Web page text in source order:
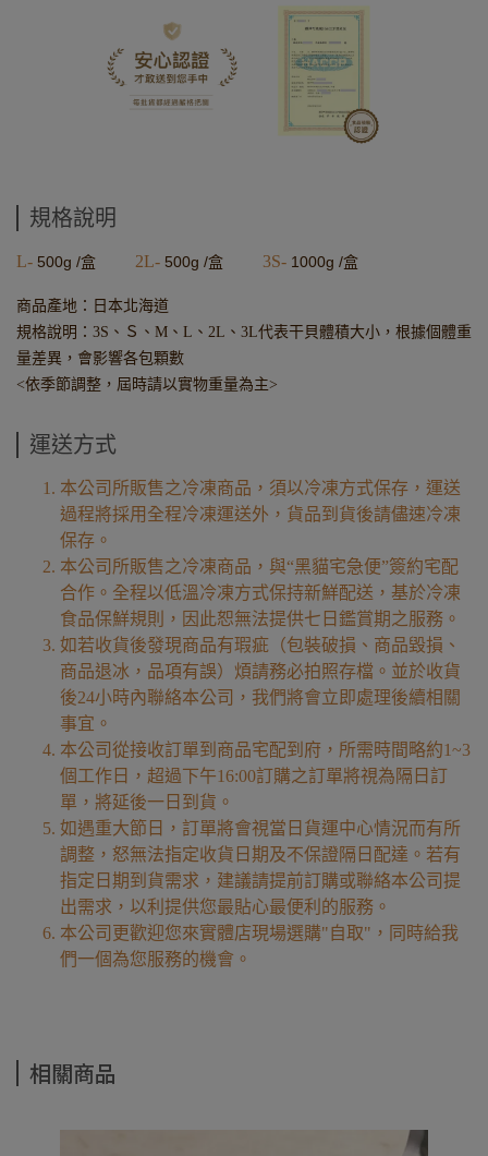
規格說明
L- 500g /盒 2L- 500g /盒 3S- 1000g /盒
商品產地：日本北海道
規格說明：3S、Ｓ、M、L、2L、3L代表干貝體積大小，根據個體重
量差異，會影響各包顆數
<依季節調整，屆時請以實物重量為主>
運送方式
本公司所販售之冷凍商品，須以冷凍方式保存，運送
過程將採用全程冷凍運送外，貨品到貨後請儘速冷凍
保存。
本公司所販售之冷凍商品，與“黑貓宅急便”簽約宅配
合作。全程以低溫冷凍方式保持新鮮配送，基於冷凍
食品保鮮規則，因此恕無法提供七日鑑賞期之服務。
如若收貨後發現商品有瑕疵（包裝破損、商品毀損、
商品退冰，品項有誤）煩請務必拍照存檔。並於收貨
後24小時內聯絡本公司，我們將會立即處理後續相關
事宜。
本公司從接收訂單到商品宅配到府，所需時間略約1~3
個工作日，超過下午16:00訂購之訂單將視為隔日訂
單，將延後一日到貨。
如遇重大節日，訂單將會視當日貨運中心情況而有所
調整，怒無法指定收貨日期及不保證隔日配達。若有
指定日期到貨需求，建議請提前訂購或聯絡本公司提
出需求，以利提供您最貼心最便利的服務。
本公司更歡迎您來實體店現場選購"自取"，同時給我
們一個為您服務的機會。
相關商品